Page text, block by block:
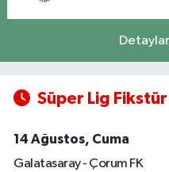
Süper Lig Fikstür
14 Ağustos, Cuma
Galatasaray - Çorum FK